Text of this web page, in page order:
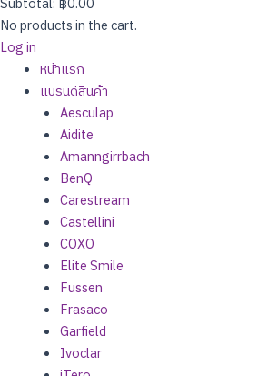
No products in the cart.
Log in
หน้าแรก
แบรนด์สินค้า
Aesculap
Aidite
Amanngirrbach
BenQ
Carestream
Castellini
COXO
Elite Smile
Fussen
Frasaco
Garfield
Ivoclar